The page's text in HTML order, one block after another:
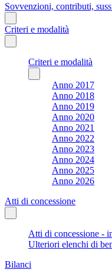
Sovvenzioni, contributi,
Criteri e modalità
Criteri e modalità
Anno 2017
Anno 2018
Anno 2019
Anno 2020
Anno 2021
Anno 2022
Anno 2023
Anno 2024
Anno 2025
Anno 2026
Atti di concessione
Atti di concessione -
Ulteriori elenchi di
Bilanci